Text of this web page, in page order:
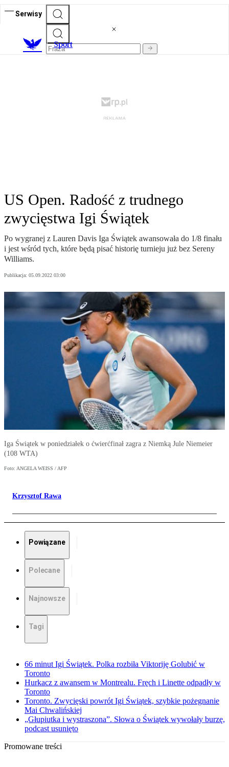
Serwisy
Sport
US Open. Radość z trudnego
zwycięstwa Igi Świątek
Po wygranej z Lauren Davis Iga Świątek awansowała do 1/8 finału
i jest wśród tych, które będą pisać historię turnieju już bez Sereny
Williams.
Publikacja: 05.09.2022 03:00
Iga Świątek w poniedziałek o ćwierćfinał zagra z Niemką Jule Niemeier
(108 WTA)
Foto: ANGELA WEISS / AFP
Krzysztof Rawa
Powiązane
Polecane
Najnowsze
Tagi
66 minut Igi Świątek. Polka rozbiła Viktoriję Golubić w
Toronto
Hurkacz z awansem w Montrealu. Fręch i Linette odpadły w
Toronto
Toronto. Zwycięski powrót Igi Świątek, szybkie pożegnanie
Mai Chwalińskiej
„Głupiutka i wystraszona”. Słowa o Świątek wywołały burzę,
podcast usunięto
Promowane treści